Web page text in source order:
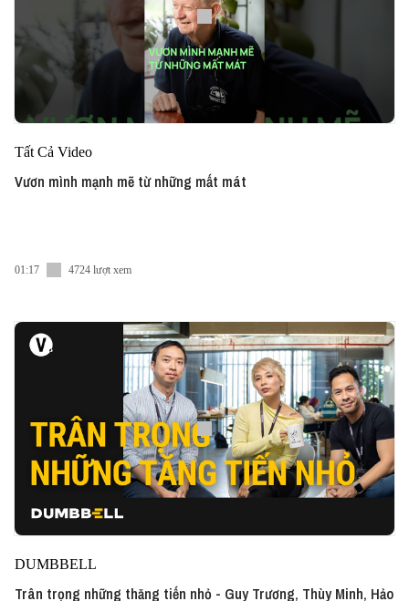
Tất Cả Video
Vươn mình mạnh mẽ từ những mất mát
01:17 4724 lượt xem
DUMBBELL
Trân trọng những thăng tiến nhỏ - Guy Trương, Thùy Minh, Hảo